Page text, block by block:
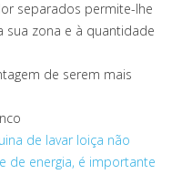
separados permite-lhe
sua zona e à quantidade
de serem mais
de lavar loiça não
de energia, é importante